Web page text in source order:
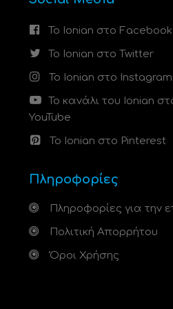
Το Ionian στο Facebook
Το Ionian στο Twitter
Το Ionian στο Instagram
Το κανάλι του Ionian
YouTube
Το Ionian στο Pinterest
Πληροφορίες
Πληροφορίες για την
Πολιτική Απορρήτου
Όροι Χρήσης